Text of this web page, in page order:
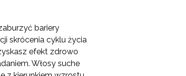
bariery
skrócenia cyklu życia
efekt zdrowo
Włosy suche